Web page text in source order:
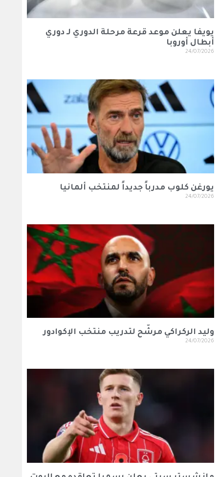
يويفا يعلن موعد قرعة مرحلة الدوري لـ دوري
أبطال أوروبا
24/07/2026
يورغن كلوب مدرباً جديداً لمنتخب ألمانيا
24/07/2026
وليد الركراكي مرشّح لتدريب منتخب الإكوادور
24/07/2026